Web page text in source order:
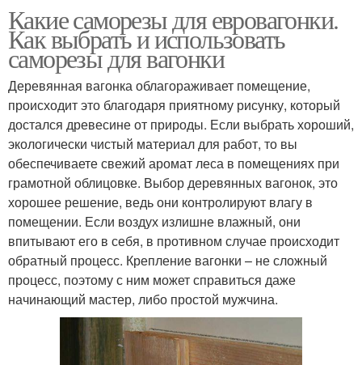
Какие саморезы для евровагонки.
Как выбрать и использовать
саморезы для вагонки
Деревянная вагонка облагораживает помещение,
происходит это благодаря приятному рисунку, который
достался древесине от природы. Если выбрать хороший,
экологически чистый материал для работ, то вы
обеспечиваете свежий аромат леса в помещениях при
грамотной облицовке. Выбор деревянных вагонок, это
хорошее решение, ведь они контролируют влагу в
помещении. Если воздух излишне влажный, они
впитывают его в себя, в противном случае происходит
обратный процесс. Крепление вагонки – не сложный
процесс, поэтому с ним может справиться даже
начинающий мастер, либо простой мужчина.